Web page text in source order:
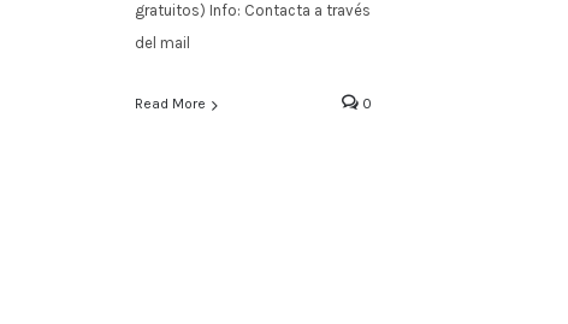
gratuitos) Info: Contacta a través
del mail
Read More 0